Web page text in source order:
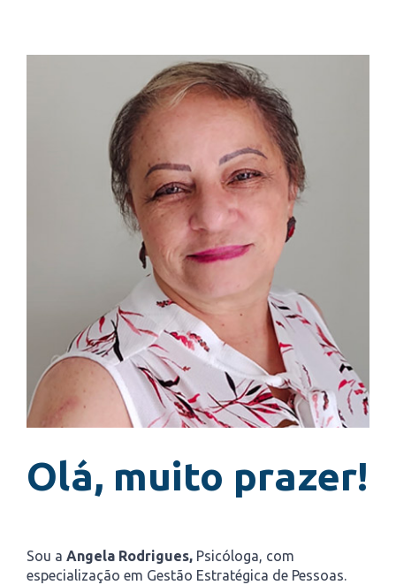
Olá, muito prazer!
Sou a Angela Rodrigues, Psicóloga, com
especialização em Gestão Estratégica de Pessoas.